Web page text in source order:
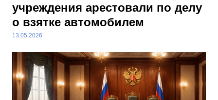
учреждения арестовали по делу
о взятке автомобилем
13.05.2026